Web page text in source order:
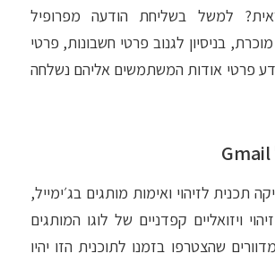
למשל בשליחת הודעה מפרופיל
בניסיון לגנוב פרטי חשבונות, פרטי
פרטי אודות המשתמשים אליהם נשלחה
השיקה תכנית לזיהוי ואימות מותגים בג׳ימייל,
ויזואליים קפדניים של לוגו המותגים
שהצטרפו בזמנו לתוכנית הזו יהיו